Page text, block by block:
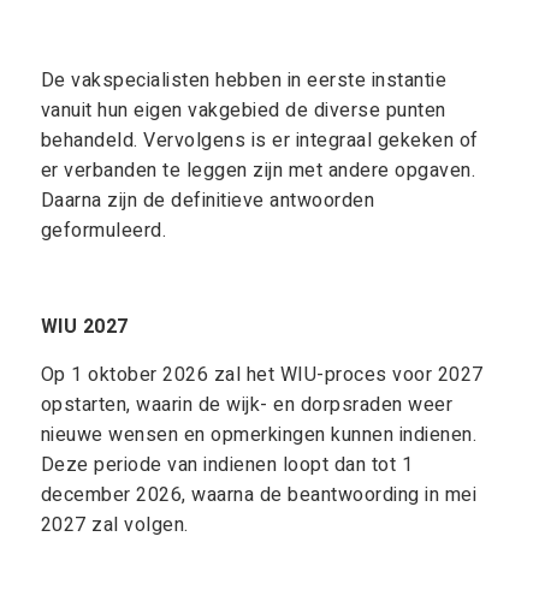
De vakspecialisten hebben in eerste instantie
vanuit hun eigen vakgebied de diverse punten
behandeld. Vervolgens is er integraal gekeken of
er verbanden te leggen zijn met andere opgaven.
Daarna zijn de definitieve antwoorden
geformuleerd.
WIU 2027
Op 1 oktober 2026 zal het WIU-proces voor 2027
opstarten, waarin de wijk- en dorpsraden weer
nieuwe wensen en opmerkingen kunnen indienen.
Deze periode van indienen loopt dan tot 1
december 2026, waarna de beantwoording in mei
2027 zal volgen.